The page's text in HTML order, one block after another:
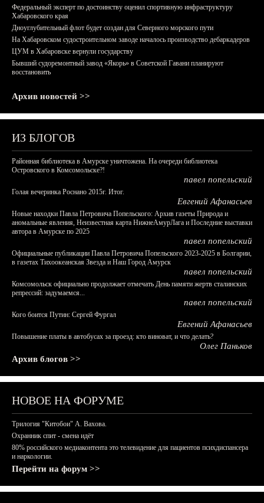
Федеральный эксперт по достоинству оценил спортивную инфраструктуру
Хабаровского края
Дноуглубительный флот будет создан для Северного морского пути
На Хабаровском судостроительном заводе началось производство дебаркадеров
ЦУМ в Хабаровске вернули государству
Бывший судоремонтный завод «Якорь» в Советской Гавани планируют
восстановить
Архив новостей >>
ИЗ БЛОГОВ
Районная библиотека в Амурске уничтожена. На очереди библиотека
Островского в Комсомольске?!
павел попельский
Голая вечеринка Роснано 2015г. Итог.
Евгений Афанасьев
Новые находки Павла Петровича Попельского: Архив газеты Природа и
аномальные явления, Неизвестная карта НижнеАмурЛага и Последние выставки
автора в Амурске по 2025
павел попельский
Официальные публикации Павла Петровича Попельского 2023-2025 в Болгарии,
в газетах Тихоокеанская Звезда и Наш Город Амурск
павел попельский
Комсомольск официально продолжает отмечать День памяти жертв сталинских
репрессий: задумаемся...
павел попельский
Кого боится Путин: Сергей Фургал
Евгений Афанасьев
Повышение платы в автобусах за проезд: кто виноват, и что делать?
Олег Паньков
Архив блогов >>
НОВОЕ НА ФОРУМЕ
Трилогия "Китобои" А. Вахова.
Охранник спит - смена идёт
80% российского медиаконтента это телевидение для пациентов психдиспансера
и наркологии.
Перейти на форум >>